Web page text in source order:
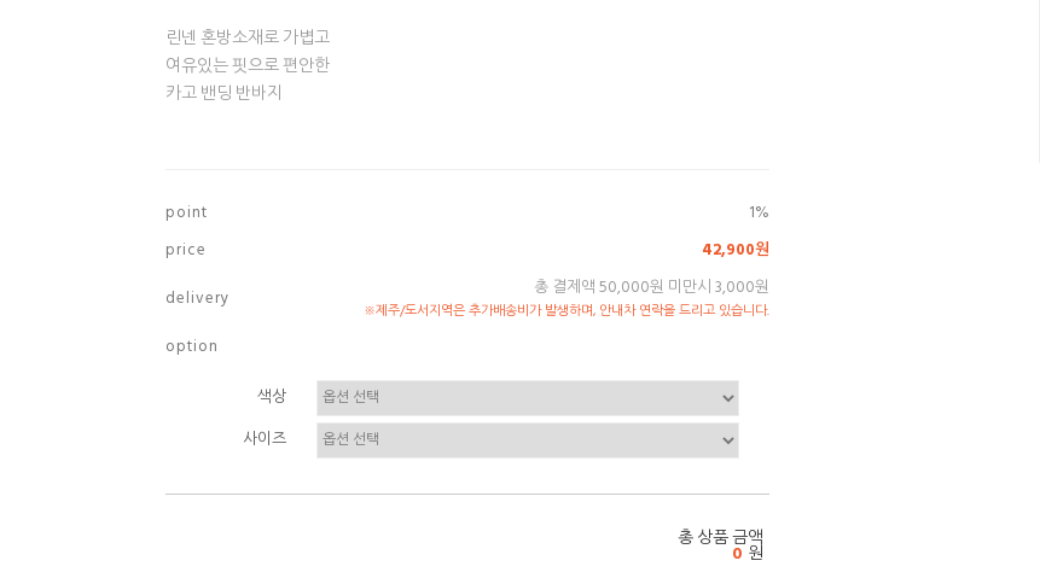
린넨 혼방소재로 가볍고
여유있는 핏으로 편안한
카고 밴딩 반바지
p o i n t
1%
p r i c e
42,900원
d e l i v e r y
총 결제액 50,000원 미만시 3,000원
※제주/도서지역은 추가배송비가 발생하며, 안내차 연락을 드리고 있습니다.
o p t i o n
색상
사이즈
총 상품 금액
0 원